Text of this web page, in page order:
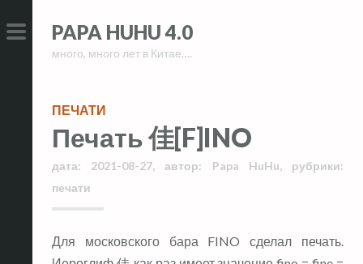
to
PRIMARY
to
PAPA HUHU 4.0
много, много лет в Китае….
ПЕЧАТИ
Печать 佳[F]INO
дата: 2021-08-27, автор: Papa HuHu,рубрики:
печати
Для московского бара FINO сделал печать.